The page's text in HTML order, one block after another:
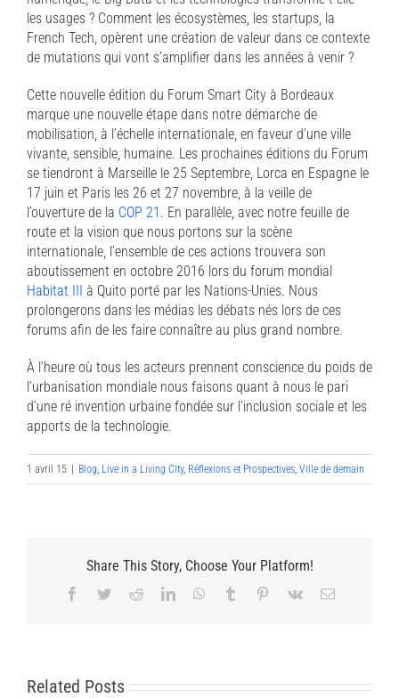
les usages ? Comment les écosystèmes, les startups, la
French Tech, opèrent une création de valeur dans ce contexte
de mutations qui vont s’amplifier dans les années à venir ?
Cette nouvelle édition du Forum Smart City à Bordeaux
marque une nouvelle étape dans notre démarche de
mobilisation, à l’échelle internationale, en faveur d’une ville
vivante, sensible, humaine. Les prochaines éditions du Forum
se tiendront à Marseille le 25 Septembre, Lorca en Espagne le
17 juin et Paris les 26 et 27 novembre, à la veille de
l’ouverture de la COP 21 . En parallèle, avec notre feuille de
route et la vision que nous portons sur la scène
internationale, l’ensemble de ces actions trouvera son
aboutissement en octobre 2016 lors du forum mondial
Habitat III
à Quito porté par les Nations-Unies. Nous
prolongerons dans les médias les débats nés lors de ces
forums afin de les faire connaître au plus grand nombre.
À l’heure où tous les acteurs prennent conscience du poids de
l’urbanisation mondiale nous faisons quant à nous le pari
d’une ré invention urbaine fondée sur l’inclusion sociale et les
apports de la technologie.
1 avril 15 Blog, Live in a Living City, Réflexions et Prospectives, Ville de demain
Share This Story, Choose Your Platform!
Facebook
TwitterRedditLinkedInWhatsApp
Tumblr Pinterest
Vk Email
Related Posts